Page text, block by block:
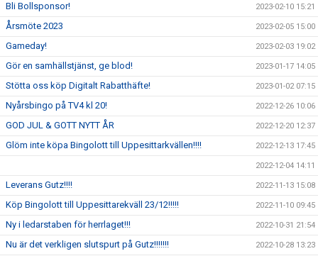
Bli Bollsponsor! 2023-02-10 15:21
Årsmöte 2023 2023-02-05 15:00
Gameday! 2023-02-03 19:02
Gör en samhällstjänst, ge blod! 2023-01-17 14:05
Stötta oss köp Digitalt Rabatthäfte! 2023-01-02 07:15
Nyårsbingo på TV4 kl 20! 2022-12-26 10:06
GOD JUL & GOTT NYTT ÅR 2022-12-20 12:37
Glöm inte köpa Bingolott till Uppesittarkvällen!!!! 2022-12-13 17:45
2022-12-04 14:11
Leverans Gutz!!!! 2022-11-13 15:08
Köp Bingolott till Uppesittarekväll 23/12!!!!! 2022-11-10 09:45
Ny i ledarstaben för herrlaget!!! 2022-10-31 21:54
Nu är det verkligen slutspurt på Gutz!!!!!!! 2022-10-28 13:23